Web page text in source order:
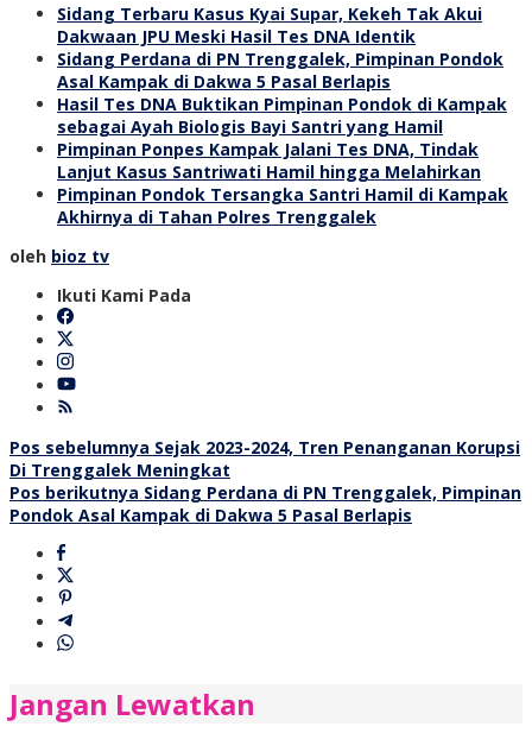
Sidang Terbaru Kasus Kyai Supar, Kekeh Tak Akui
Dakwaan JPU Meski Hasil Tes DNA Identik
Sidang Perdana di PN Trenggalek, Pimpinan Pondok
Asal Kampak di Dakwa 5 Pasal Berlapis
Hasil Tes DNA Buktikan Pimpinan Pondok di Kampak
sebagai Ayah Biologis Bayi Santri yang Hamil
Pimpinan Ponpes Kampak Jalani Tes DNA, Tindak
Lanjut Kasus Santriwati Hamil hingga Melahirkan
Pimpinan Pondok Tersangka Santri Hamil di Kampak
Akhirnya di Tahan Polres Trenggalek
oleh bioz tv
Ikuti Kami Pada
Navigasi
pos
Pos sebelumnya Sejak 2023-2024, Tren Penanganan Korupsi
Di Trenggalek Meningkat
Pos berikutnya Sidang Perdana di PN Trenggalek, Pimpinan
Pondok Asal Kampak di Dakwa 5 Pasal Berlapis
Jangan Lewatkan